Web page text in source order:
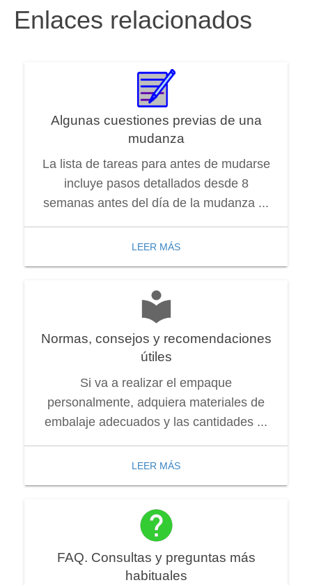
Enlaces relacionados
Algunas cuestiones previas de una
mudanza
La lista de tareas para antes de mudarse
incluye pasos detallados desde 8
semanas antes del día de la mudanza ...
LEER MÁS
Normas, consejos y recomendaciones
útiles
Si va a realizar el empaque
personalmente, adquiera materiales de
embalaje adecuados y las cantidades ...
LEER MÁS
FAQ. Consultas y preguntas más
habituales